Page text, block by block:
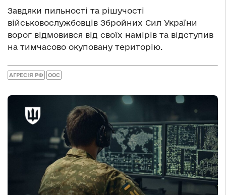
Завдяки пильності та рішучості
військовослужбовців Збройних Сил України
ворог відмовився від своїх намірів та відступив
на тимчасово окуповану територію.
АГРЕСІЯ РФ ООС